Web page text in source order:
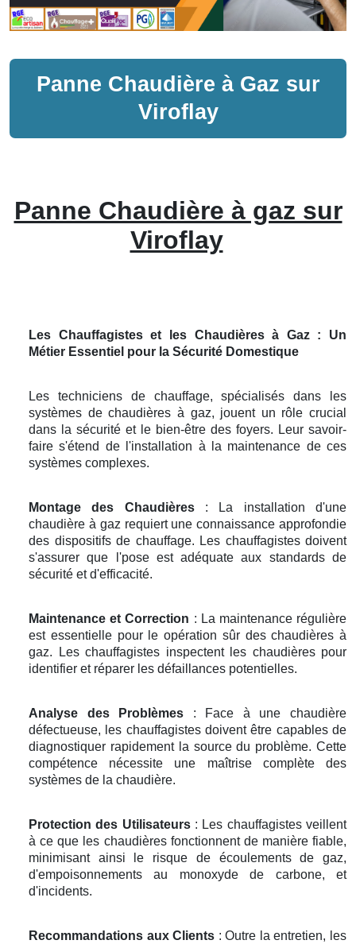
Panne Chaudière à Gaz sur
Viroflay
Panne Chaudière à gaz sur
Viroflay
Les Chauffagistes et les Chaudières à Gaz : Un
Métier Essentiel pour la Sécurité Domestique
Les techniciens de chauffage, spécialisés dans les
systèmes de chaudières à gaz, jouent un rôle crucial
dans la sécurité et le bien-être des foyers. Leur savoir-
faire s'étend de l'installation à la maintenance de ces
systèmes complexes.
Montage des Chaudières: La installation d'une
chaudière à gaz requiert une connaissance approfondie
des dispositifs de chauffage. Les chauffagistes doivent
s'assurer que l'pose est adéquate aux standards de
sécurité et d'efficacité.
Maintenance et Correction : La maintenance régulière
est essentielle pour le opération sûr des chaudières à
gaz. Les chauffagistes inspectent les chaudières pour
identifier et réparer les défaillances potentielles.
Analyse des Problèmes : Face à une chaudière
défectueuse, les chauffagistes doivent être capables de
diagnostiquer rapidement la source du problème. Cette
compétence nécessite une maîtrise complète des
systèmes de la chaudière.
Protection des Utilisateurs: Les chauffagistes veillent
à ce que les chaudières fonctionnent de manière fiable,
minimisant ainsi le risque de écoulements de gaz,
d'empoisonnements au monoxyde de carbone, et
d'incidents.
Recommandations aux Clients : Outre la entretien, les